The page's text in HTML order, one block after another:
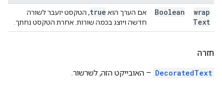
wrap
Text
Boolean אם הערך הוא true, הטקסט יועבר לשורה
חדשה ויוצג בכמה שורות. אחרת הטקסט נחתך.
חזרה
DecoratedText – האובייקט הזה, לשרשור.